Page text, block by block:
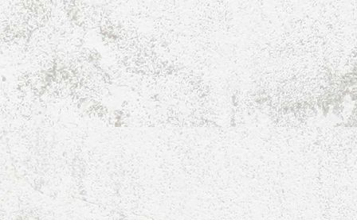
D-Jugend-Kreisliga-2017-2018